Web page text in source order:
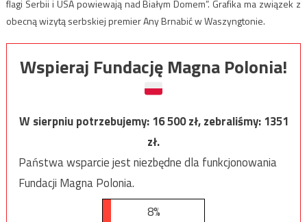
flagi Serbii i USA powiewają nad Białym Domem”. Grafika ma związek z
obecną wizytą serbskiej premier Any Brnabić w Waszyngtonie.
Wspieraj Fundację Magna Polonia!
W sierpniu potrzebujemy:16 500zł, zebraliśmy:1351
zł.
Państwa wsparcie jest niezbędne dla funkcjonowania
Fundacji Magna Polonia.
8%